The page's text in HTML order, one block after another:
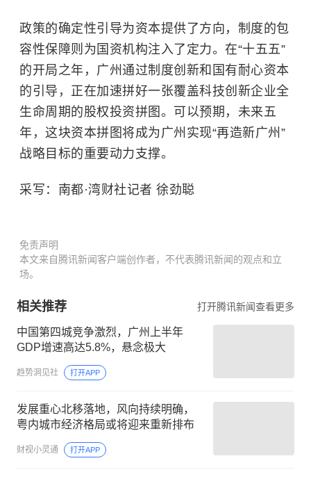
政策的确定性引导为资本提供了方向，制度的包
容性保障则为国资机构注入了定力。在“十五五”
的开局之年，广州通过制度创新和国有耐心资本
的引导，正在加速拼好一张覆盖科技创新企业全
生命周期的股权投资拼图。可以预期，未来五
年，这块资本拼图将成为广州实现“再造新广州”
战略目标的重要动力支撑。
采写：南都·湾财社记者 徐劲聪
免责声明
本文来自腾讯新闻客户端创作者，不代表腾讯新闻的观点和立
场。
相关推荐 打开腾讯新闻查看更多
中国第四城竞争激烈，广州上半年
GDP增速高达5.8%，悬念极大
趋势洞见社 打开APP
发展重心北移落地，风向持续明确，
粤内城市经济格局或将迎来重新排布
财视小灵通 打开APP